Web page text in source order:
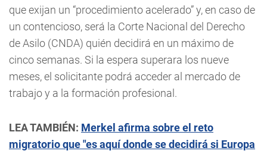
que exijan un “procedimiento acelerado” y, en caso de
un contencioso, será la Corte Nacional del Derecho
de Asilo (CNDA) quién decidirá en un máximo de
cinco semanas. Si la espera superara los nueve
meses, el solicitante podrá acceder al mercado de
trabajo y a la formación profesional.
LEA TAMBIÉN: Merkel afirma sobre el reto
migratorio que "es aquí donde se decidirá si Europa